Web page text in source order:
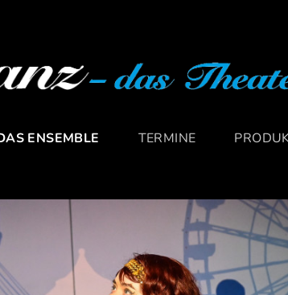
ENSEMBLE TERMINE